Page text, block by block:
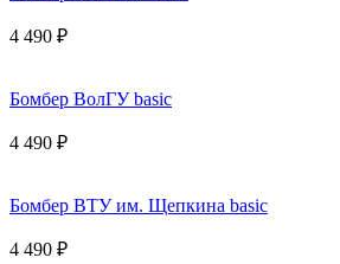
4 490 ₽
Бомбер ВолГУ basic
4 490 ₽
Бомбер ВТУ им. Щепкина basic
4 490 ₽